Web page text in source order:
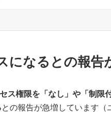
になるとの報告
ス権限を「なし」や「制限
との報告が急増しています（